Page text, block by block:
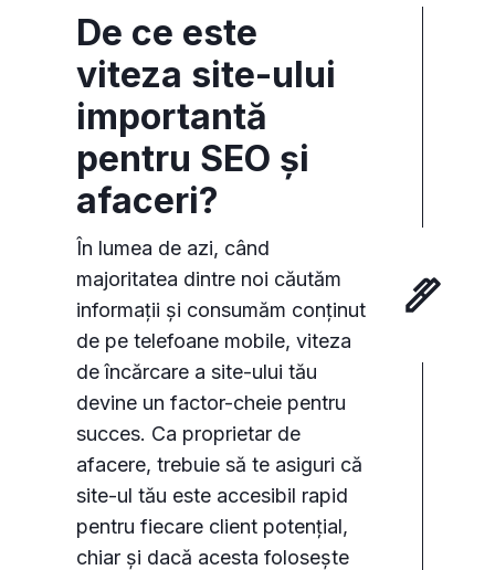
De ce este
viteza site-ului
importantă
pentru SEO și
afaceri?
În lumea de azi, când
majoritatea dintre noi căutăm
informații și consumăm conținut
de pe telefoane mobile, viteza
de încărcare a site-ului tău
devine un factor-cheie pentru
succes. Ca proprietar de
afacere, trebuie să te asiguri că
site-ul tău este accesibil rapid
pentru fiecare client potențial,
chiar și dacă acesta folosește